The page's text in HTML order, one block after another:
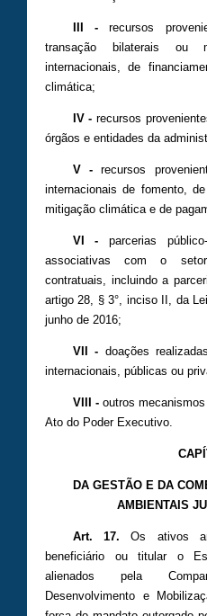
III - recursos
transação bilaterais ou
internacionais, de
climática;
IV - recursos
órgãos e entidades da
V - recursos
internacionais de fomento,
mitigação climática e de
VI - parcerias
associativas com o
contratuais, incluindo a
artigo 28, § 3°, inciso II, da
junho de 2016;
VII - doações
internacionais, públicas ou
VIII -outros
Ato do Poder Executivo.
DA GESTÃO E DA
AMBIENTAIS
Art. 17. Os ativos
beneficiário ou titular o
alienados pela
Desenvolvimento e